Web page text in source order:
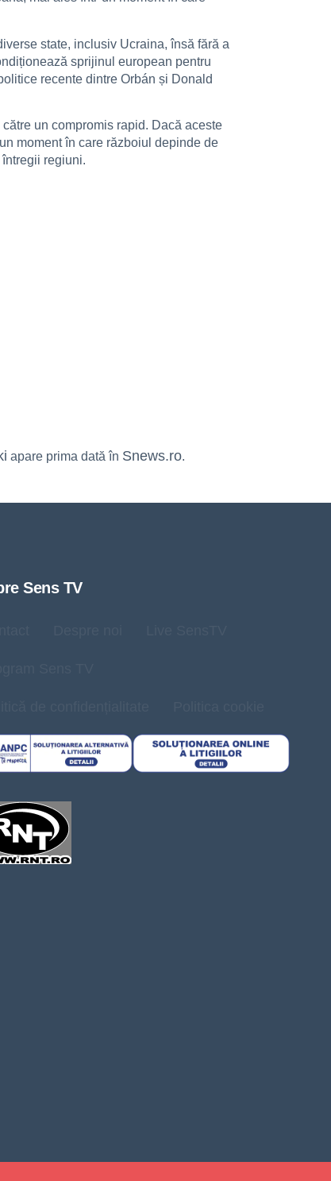
state, inclusiv Ucraina, însă fără a
sprijinul european pentru
recente dintre Orbán și Donald
un compromis rapid. Dacă aceste
moment în care războiul depinde de
regiuni.
apare prima dată în Snews.ro.
Sens TV